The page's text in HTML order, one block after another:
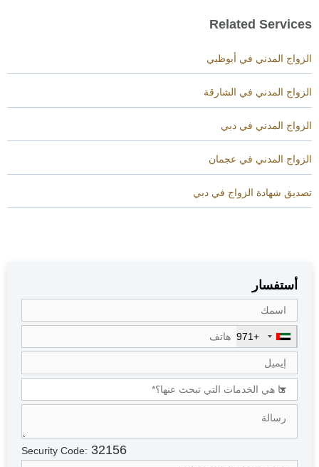
Related Services
الزواج المدني في أبوظبي
الزواج المدني في الشارقة
الزواج المدني في دبي
الزواج المدني في عجمان
تصديق شهادة الزواج في دبي
أستفسار
U
n
i
t
e
a
+971
Security Code: 32156